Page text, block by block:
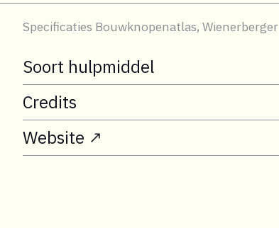
Specificaties Bouwknopenatlas, Wienerberger
Soort hulpmiddel
Credits
Website ↗